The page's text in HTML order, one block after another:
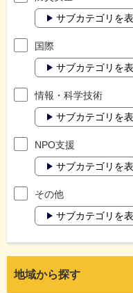
サブカテゴリを
国際
サブカテゴリを
情報・科学技術
サブカテゴリを
NPO支援
サブカテゴリを
その他
サブカテゴリを
地域から探す